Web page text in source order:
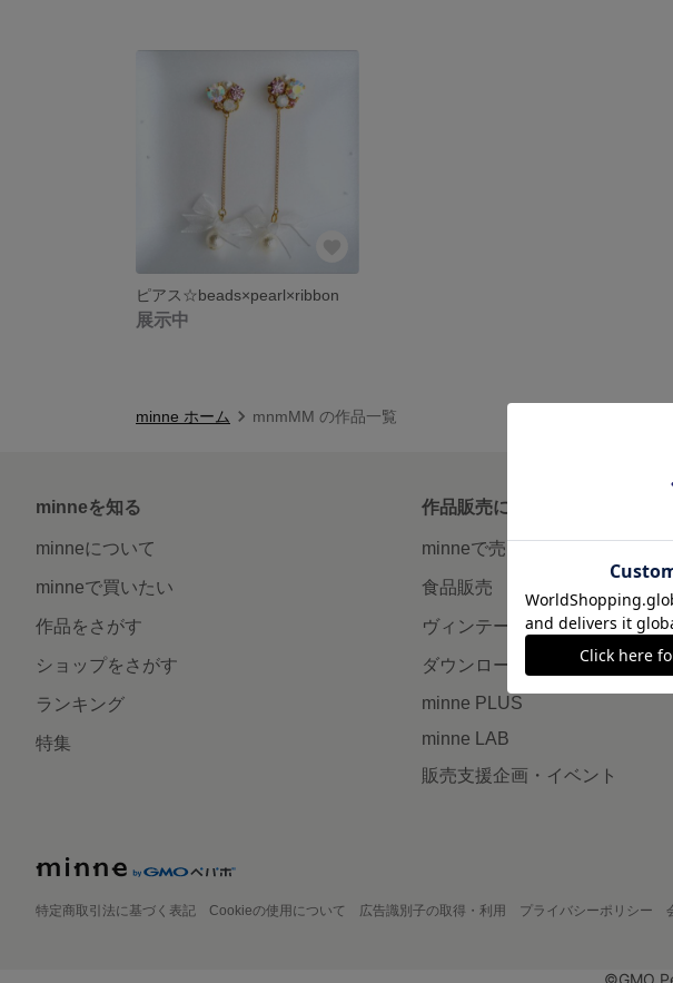
ピアス☆beads×pearl×ribbon
展示中
minne ホーム mnmMM の作品一覧
minneを知る
minneについて
minneで買いたい
作品をさがす
ショップをさがす
ランキング
特集
作品販売について
minneで売りたい
食品販売
ヴィンテージ販売
ダウンロード販売
minne PLUS
minne LAB
販売支援企画・イベント
特定商取引法に基づく表記 Cookieの使用について 広告識別子の取得・利用 プライバシーポリシー
©GMO